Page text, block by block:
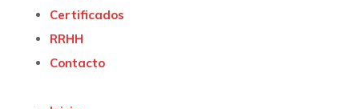
Certificados
RRHH
Contacto